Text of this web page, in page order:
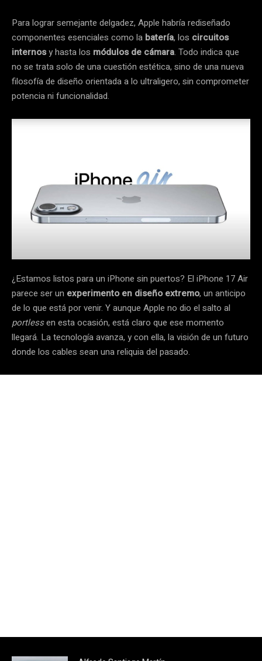
Para lograr semejante delgadez, Apple habría rediseñado
componentes esenciales como la batería, los circuitos
internosy hasta los módulos de cámara. Todo indica que
no se trata solo de una cuestión estética, sino de una nueva
filosofía de diseño orientada a lo ultraligero, sin comprometer
potencia ni funcionalidad.
¿Estamos listos para un iPhone sin puertos? El iPhone 17 Air
parece ser un experimento en diseño extremo, un anticipo
de lo que está por venir. Y aunque Apple no dio el salto al
portlessen esta ocasión, está claro que ese momento
llegará. La tecnología avanza, y con ella, la visión de un futuro
donde los cables sean una reliquia del pasado.